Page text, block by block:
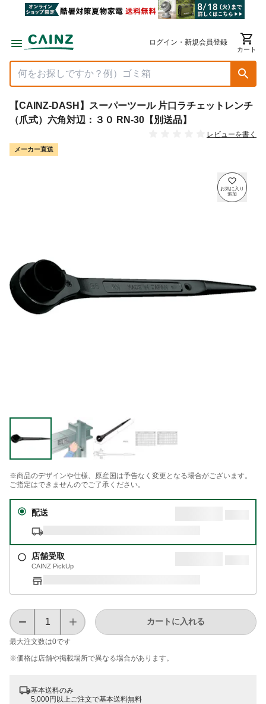
ログイン・新規会員登録
カート
【CAINZ-DASH】スーパーツール 片口ラチェットレンチ
（爪式）六角対辺：３０ RN-30【別送品】
レビューを書く
メーカー直送
※商品のデザインや仕様、原産国は予告なく変更となる場合がございます。
ご指定はできませんのでご了承ください。
配送
店舗受取
CAINZ PickUp
最大注文数は0です
カートに入れる
※価格は​店舗や​掲載場所で​異なる​場合が​あります。
基本送料のみ
5,000円以上ご注文で基本送料無料